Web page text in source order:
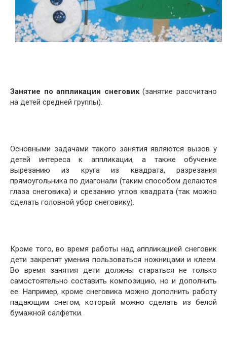
Занятие по аппликации снеговик(занятие рассчитано
на детей средней группы).
Основными задачами такого занятия являются вызов у
детей интереса к аппликации, а также обучение
вырезанию из круга из квадрата, разрезания
прямоугольника по диагонали (таким способом делаются
глаза снеговика) и срезанию углов квадрата (так можно
сделать головной убор снеговику).
Кроме того, во время работы над аппликацией снеговик
дети закрепят умения пользоваться ножницами и клеем.
Во время занятия дети должны стараться не только
самостоятельно составить композицию, но и дополнить
ее. Например, кроме снеговика можно дополнить работу
падающим снегом, который можно сделать из белой
бумажной салфетки.